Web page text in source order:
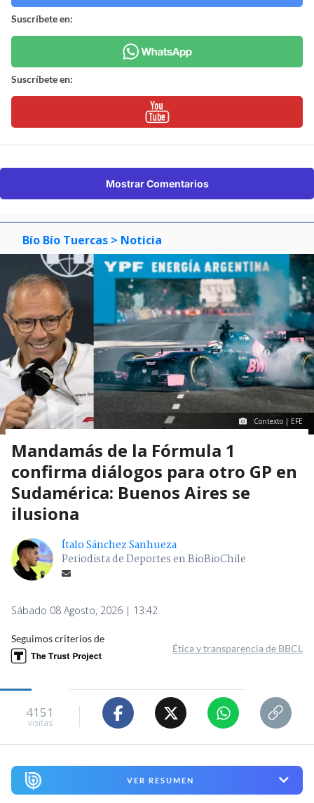
Suscríbete en:
Suscríbete en:
Mostrar Comentarios
Bío Bío Tuercas > Noticia
Contexto | EFE
Mandamás de la Fórmula 1
confirma diálogos para otro GP en
Sudamérica: Buenos Aires se
ilusiona
Ítalo Sánchez Sanhueza
Periodista de Deportes en BioBioChile
Sábado 08 Agosto, 2026 | 13:42
Seguimos criterios de
Ética y transparencia de BBCL
4151
visitas
VER RESUMEN